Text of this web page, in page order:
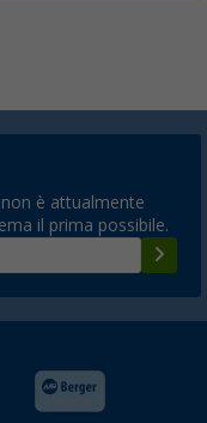
è attualmente
il prima possibile.